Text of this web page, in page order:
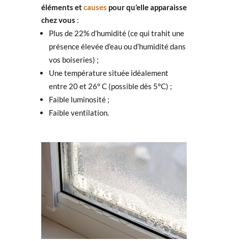
éléments etcauses pour qu’elle apparaisse
chez vous :
Plus de 22% d’humidité (ce qui trahit une
présence élevée d’eau ou d’humidité dans
vos boiseries) ;
Une température située idéalement
entre 20 et 26° C (possible dès 5°C) ;
Faible luminosité ;
Faible ventilation.